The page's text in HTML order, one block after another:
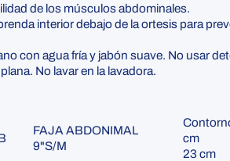
de los músculos abdominales.
interior debajo de la ortesis para
con agua fría y jabón suave. No usar
No lavar en la lavadora.
FAJA ABDONIMAL
9"S/M
23 cm